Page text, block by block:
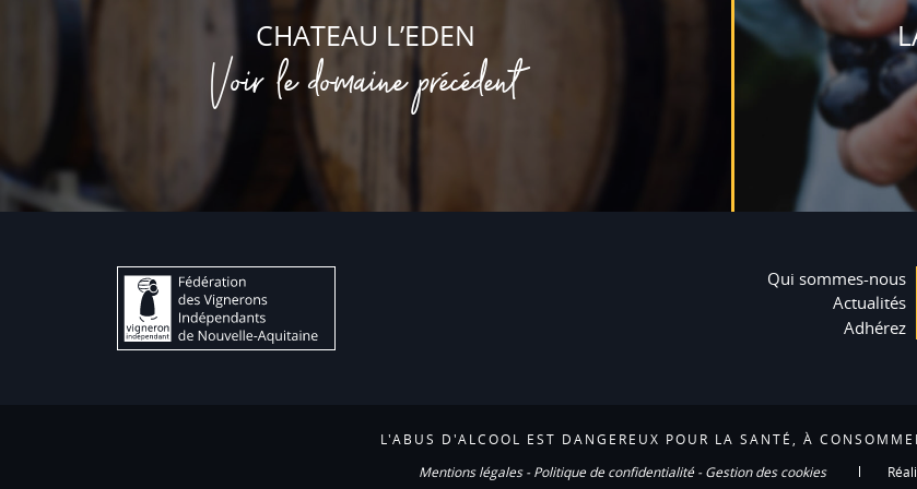
CHATEAU L’EDEN
Voir le domaine précédent
Qui sommes-nous
Actualités
Adhérez
L'ABUS D'ALCOOL EST DANGEREUX POUR LA SANTÉ, À
Mentions légales-Politique de confidentialité-Gestion des cookies